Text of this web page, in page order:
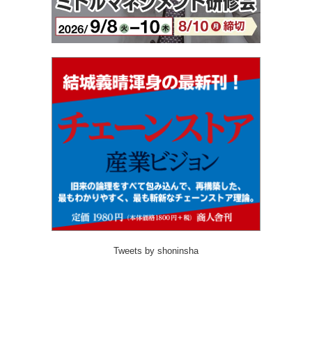
Tweets by shoninsha